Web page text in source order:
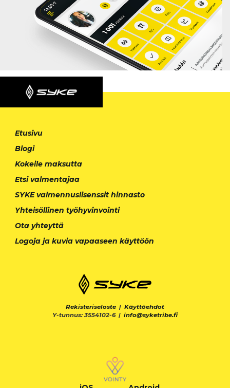
Etusivu
Blogi
Kokeile maksutta
Etsi valmentajaa
SYKE valmennuslisenssit hinnasto
Yhteisöllinen työhyvinvointi
Ota yhteyttä
Logoja ja kuvia vapaaseen käyttöön
Rekisteriseloste | Käyttöehdot
Y-tunnus: 3554102-6 | info@syketribe.fi